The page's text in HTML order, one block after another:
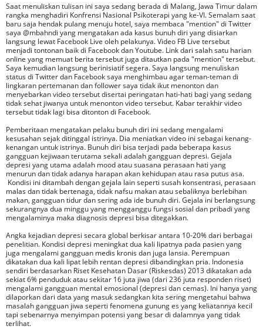
Saat menuliskan tulisan ini saya sedang berada di Malang, Jawa Timur dalam
rangka menghadiri Konfrensi Nasional Psikoterapi yang ke-VI. Semalam saat
baru saja hendak pulang menuju hotel, saya membaca "mention" di Twitter
saya @mbahndi yang mengatakan ada kasus bunuh diri yang disiarkan
langsung lewat Facebook Live oleh pelakunya. Video FB Live tersebut
menjadi tontonan baik di Facebook dan Youtube. Link dari salah satu harian
online yang memuat berita tersebut juga ditautkan pada "mention" tersebut.
Saya kemudian langsung berinisiatif segera. Saya langsung menuliskan
status di Twitter dan Facebook saya menghimbau agar teman-teman di
lingkaran pertemanan dan follower saya tidak ikut menonton dan
menyebarkan video tersebut disertai peringatan hati-hati bagi yang sedang
tidak sehat jiwanya untuk menonton video tersebut. Kabar terakhir video
tersebut tidak lagi bisa ditonton di Facebook.
Pemberitaan mengatakan pelaku bunuh diri ini sedang mengalami
kesusahan sejak ditinggal istrinya. Dia meniatkan video ini sebagai kenang-
kenangan untuk istrinya. Bunuh diri bisa terjadi pada beberapa kasus
gangguan kejiwaan terutama sekali adalah gangguan depresi. Gejala
depresi yang utama adalah mood atau suasana perasaan hati yang
menurun dan tidak adanya harapan akan kehidupan atau rasa putus asa.
Kondisi ini ditambah dengan gejala lain seperti susah konsentrasi, perasaan
malas dan tidak bertenaga, tidak nafsu makan atau sebaliknya berlebihan
makan, gangguan tidur dan sering ada ide bunuh diri. Gejala ini berlangsung
sekurangnya dua minggu yang mengganggu fungsi sosial dan pribadi yang
mengalaminya maka diagnosis depresi bisa ditegakkan.
Angka kejadian depresi secara global berkisar antara 10-20% dari berbagai
penelitian. Kondisi depresi meningkat dua kali lipatnya pada pasien yang
juga mengalami gangguan medis kronis dan juga lansia. Perempuan
dikatakan dua kali lipat lebih rentan depresi dibandingkan pria. Indonesia
sendiri berdasarkan Riset Kesehatan Dasar (Riskesdas) 2013 dikatakan ada
sekiat 6% penduduk atau sekitar 16 juta jiwa (dari 236 juta responden riset)
mengalami gangguan mental emosional (depresi dan cemas). Ini hanya yang
dilaporkan dari data yang masuk sedangkan kita sering mengetahui bahwa
masalah gangguan jiwa seperti fenomena gunung es yang keliatannya kecil
tapi sebenarnya menyimpan potensi yang besar di dalamnya yang tidak
terlihat.